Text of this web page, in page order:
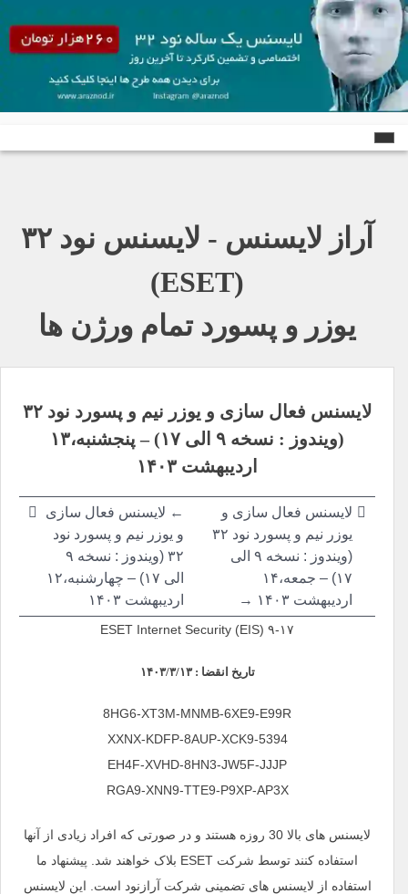
آراز لایسنس - لایسنس نود ٣٢
(ESET)
یوزر و پسورد تمام ورژن ها
لایسنس فعال سازی و یوزر نیم و پسورد نود ۳۲
(ویندوز : نسخه ۹ الی ۱۷) –
پنجشنبه،۱۳
اردیبهشت ۱۴۰۳
راهبری
نوشته
← لایسنس فعال سازی
و یوزر نیم و پسورد نود
۳۲ (ویندوز : نسخه ۹
الی ۱۷) –
چهارشنبه،۱۲
اردیبهشت ۱۴۰۳
لایسنس فعال سازی و
یوزر نیم و پسورد نود ۳۲
(ویندوز : نسخه ۹ الی
۱۷) –
جمعه،۱۴
اردیبهشت ۱۴۰۳ →
ESET Internet Security (EIS) ۹-۱۷
تاریخ انقضا : ۱۴۰۳/۳/۱۳
8HG6-XT3M-MNMB-6XE9-E99R
5394-XXNX-KDFP-8AUP-XCK9
EH4F-XVHD-8HN3-JW5F-JJJP
RGA9-XNN9-TTE9-P9XP-AP3X
لایسنس های بالا 30 روزه هستند و در صورتی که افراد زیادی از آنها
استفاده کنند توسط شرکت ESET بلاک خواهند شد. پیشنهاد ما
استفاده از لایسنس های تضمینی شرکت آرازنود است. این لایسنس